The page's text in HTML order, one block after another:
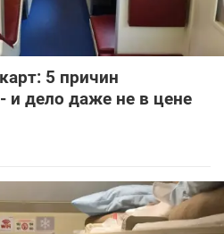
5 причин
и дело даже не в цене